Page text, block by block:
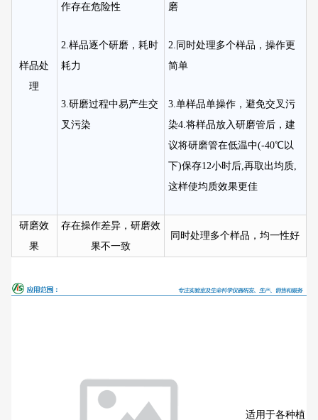
样品处
理
作存在危险性
2.样品逐个研磨，耗时
耗力
3.研磨过程中易产生交
叉污染
磨
2.同时处理多个样品，操作更
简单
3.单样品单操作，避免交叉污
染4.将样品放入研磨管后，建
议将研磨管在低温中(-40℃以
下)保存12小时后,再取出均质,
这样使均质效果更佳
研磨效
果
存在操作差异，研磨效
果不一致
同时处理多个样品，均一性好
适用于各种植